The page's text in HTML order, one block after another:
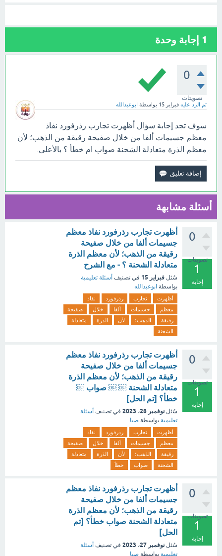
1 إجابة وحدة
0
تصويتات
تم الرد عليه فبراير 15 بواسطة ابوعبدالله
سوف تجد إجابة سؤال أظهرت تجارب رذرفورد نفاذ
معظم جسيمات ألفا من خلال صفيحة رقيقة من الذهب؛ لأن
معظم الذرة متعادلة الشحنة صواب ام خطأ ؟ بالأعلى.
أسئلة مشابهة
0
تصويتات
1
إجابة
أظهرت تجارب رذرفورد نفاذ معظم
جسيمات ألفا من خلال صفيحة
رقيقة من الذهب؛ لأن معظم الذرة
متعادلة الشحنة ؟ - مع الشرح
سُئل فبراير 15 في تصنيف أسئلة تعليمية
بواسطة ابوعبدالله
أظهرت تجارب رذرفورد
نفاذ
معظم
جسيمات ألفا خلال
صفيحة
رقيقة
الذهب؛ لأن الذرة
متعادلة
الشحنة
0
تصويتات
1
إجابة
أظهرت تجارب رذرفورد نفاذ معظم
جسيمات ألفا من خلال صفيحة
رقيقة من الذهب؛ لأن معظم الذرة
متعادلة الشحنة ￼ ￼ صواب ￼
خطأ؟ [تم الحل]
سُئل نوفمبر 28، 2023 في تصنيف أسئلة
تعليمية بواسطة صبا
أظهرت تجارب رذرفورد
نفاذ
معظم
جسيمات ألفا خلال
صفيحة
رقيقة
الذهب؛ لأن الذرة
متعادلة
الشحنة
صواب خطأ
0
تصويتات
1
إجابة
أظهرت تجارب رذرفورد نفاذ معظم
جسيمات ألفا من خلال صفيحة
رقيقة من الذهب؛ لأن معظم الذرة
متعادلة الشحنة صواب خطأ؟ [تم
الحل]
سُئل نوفمبر 27، 2023 في تصنيف أسئلة
تعليمية بواسطة صبا